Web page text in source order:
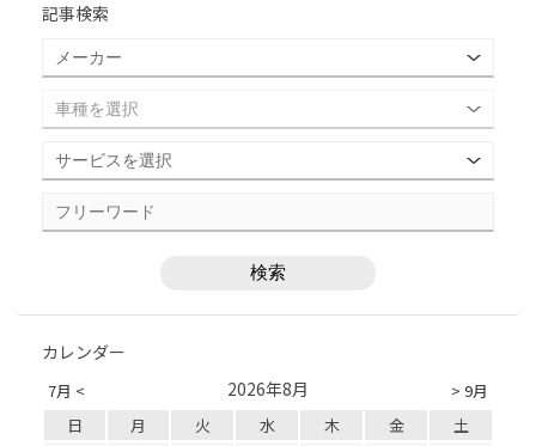
記事検索
カレンダー
7月 < > 9月
2026年8月
日 月 火 水 木 金
土